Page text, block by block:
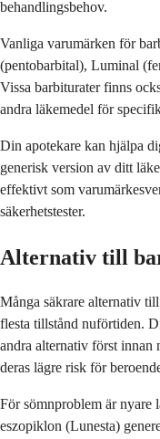
behandlingsbehov.
Vanliga varumärken för
(pentobarbital), Luminal
Vissa barbiturater finns
andra läkemedel för
Din apotekare kan hjälpa
generisk version av ditt
effektivt som
säkerhetstester.
Alternativ till
Många säkrare alternativ
flesta tillstånd nuförtiden.
andra alternativ först innan
deras lägre risk för
För sömnproblem är nyare
eszopiklon (Lunesta)